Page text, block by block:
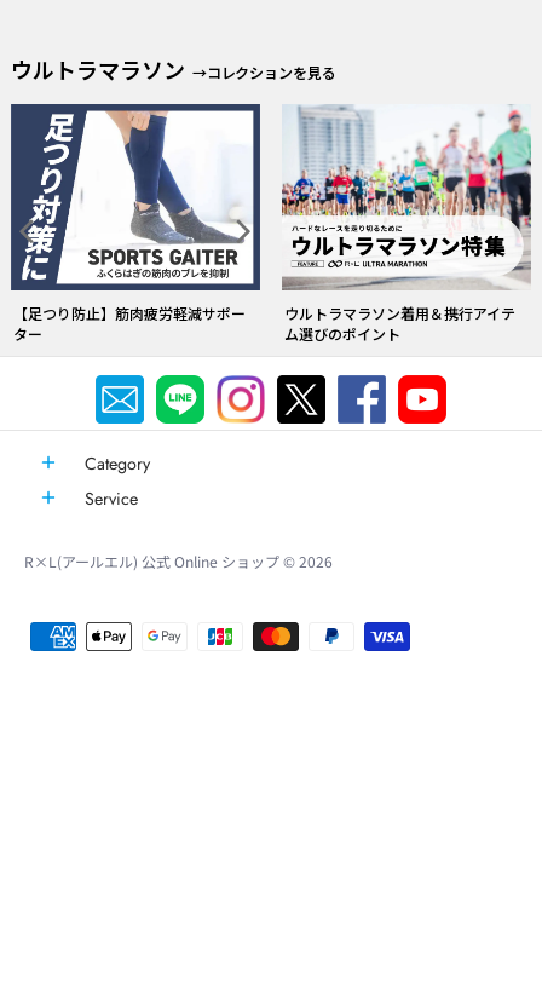
【足つり防止】筋肉疲労軽減サポー
ウルトラマラソン着用＆携行アイテ
ム選びのポイント
Category
Service
R×L(アールエル) 公式 Online ショップ© 2026